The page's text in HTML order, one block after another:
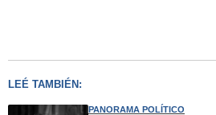
LEÉ TAMBIÉN:
PANORAMA POLÍTICO